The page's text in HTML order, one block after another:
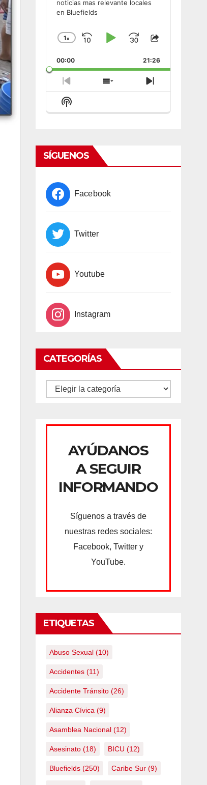
noticias mas relevante locales
en Bluefields
Change
Rate
1x
Skip
Backward
Play
Pause
Jump
Forward
Share
Episode
00:00 21:26
Previous
Episode
Show
Episodes
Next
Episode
Show
Podcast
SÍGUENOS
Facebook
Twitter
Youtube
Instagram
CATEGORÍAS
CATEGORÍAS
AYÚDANOS
A SEGUIR
INFORMANDO
Síguenos a través de
nuestras redes sociales:
Facebook, Twitter y
YouTube.
ETIQUETAS
Abuso Sexual(10)
Accidentes(11)
Accidente Tránsito(26)
Alianza Cívica (9)
Asamblea Nacional(12)
Asesinato(18) BICU (12)
Bluefields(250) Caribe Sur(9)